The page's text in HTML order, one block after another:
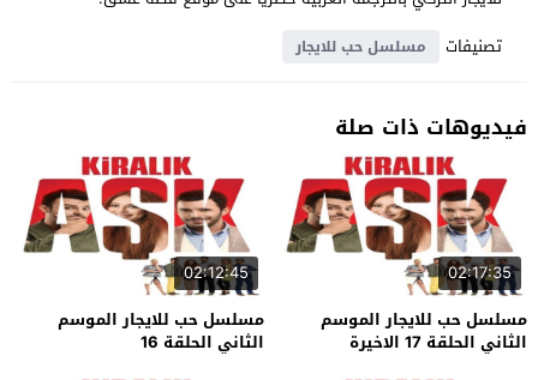
تصنيفات
مسلسل حب للايجار
فيديوهات ذات صلة
02:17:35
مسلسل حب للايجار الموسم
الثاني الحلقة 17 الاخيرة
02:12:45
مسلسل حب للايجار الموسم
الثاني الحلقة 16